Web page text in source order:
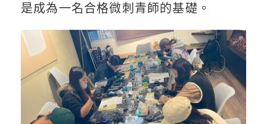
是成為一名合格微刺青師的基礎。